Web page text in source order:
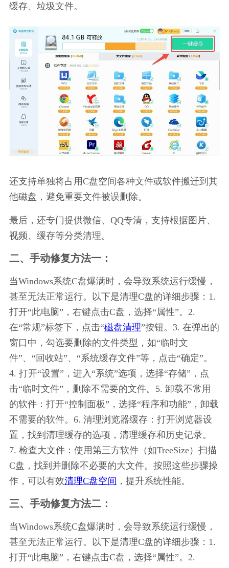
缓存、垃圾文件。
还支持单独将占用C盘空间各种文件或软件搬迁到其
他磁盘，避免重要文件被误删除。
最后，还专门提供微信、QQ专清，支持根据图片、
视频、缓存等分类清理。
二、手动修复方法一：
当Windows系统C盘爆满时，会导致系统运行缓慢，
甚至无法正常运行。以下是清理C盘的详细步骤：1.
打开“此电脑”，右键点击C盘，选择“属性”。2.
在“常规”标签下，点击“磁盘清理”按钮。3. 在弹出的
窗口中，勾选要删除的文件类型，如“临时文
件”、“回收站”、“系统缓存文件”等，点击“确定”。
4. 打开“设置”，进入“系统”选项，选择“存储”，点
击“临时文件”，删除不需要的文件。5. 卸载不常用
的软件：打开“控制面板”，选择“程序和功能”，卸载
不需要的软件。6. 清理浏览器缓存：打开浏览器设
置，找到清理缓存的选项，清理缓存和历史记录。
7. 检查大文件：使用第三方软件（如TreeSize）扫描
C盘，找到并删除不必要的大文件。按照这些步骤操
作，可以有效清理C盘空间 ，提升系统性能。
三、手动修复方法二：
当Windows系统C盘爆满时，会导致系统运行缓慢，
甚至无法正常运行。以下是清理C盘的详细步骤：1.
打开“此电脑”，右键点击C盘，选择“属性”。2.